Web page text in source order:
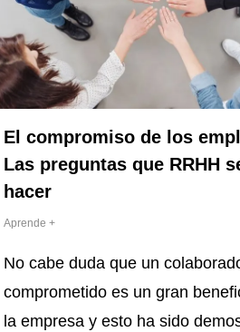
El compromiso de los
Las preguntas que RRHH
hacer
Aprende +
No cabe duda que un
comprometido es un gran
la empresa y esto ha sido